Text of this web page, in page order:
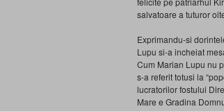
salvatoare a tuturor
Exprimandu-si
Lupu si-a incheiat
Cum Marian Lupu nu
s-a referit totusi la
lucratorilor fostului
Mare e Gradina